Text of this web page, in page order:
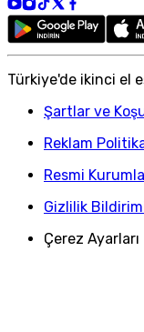
Türkiye'de ikinci el
Şartlar ve
Reklam
Resmi
Gizlilik
Çerez Ayarları